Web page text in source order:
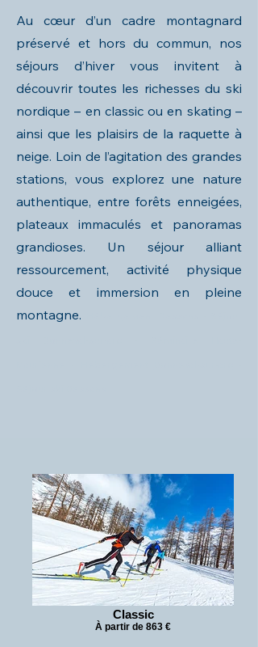
Au cœur d’un cadre montagnard
préservé et hors du commun, nos
séjours d’hiver vous invitent à
découvrir toutes les richesses du ski
nordique – en classic ou en skating –
ainsi que les plaisirs de la raquette à
neige. Loin de l’agitation des grandes
stations, vous explorez une nature
authentique, entre forêts enneigées,
plateaux immaculés et panoramas
grandioses. Un séjour alliant
ressourcement, activité physique
douce et immersion en pleine
montagne.
Classic
À partir de 863 €